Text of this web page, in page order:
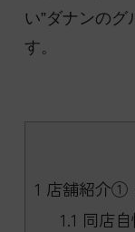
い”ダナンの
す。
1 店舗紹介①
1.1 同店